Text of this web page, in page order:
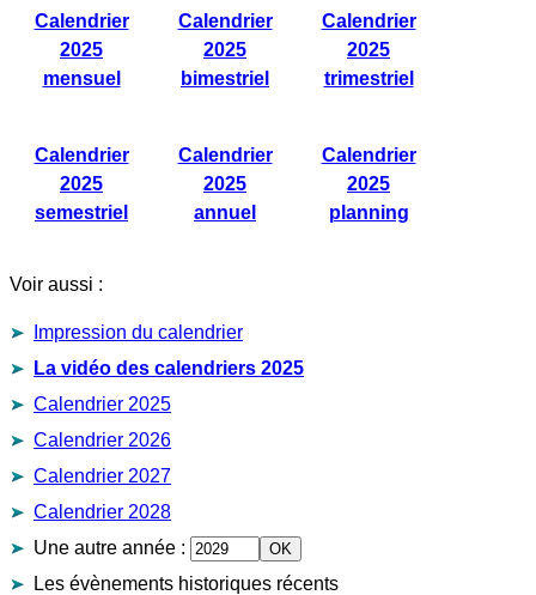
Calendrier
2025
mensuel
Calendrier
2025
bimestriel
Calendrier
2025
trimestriel
Calendrier
2025
semestriel
Calendrier
2025
annuel
Calendrier
2025
planning
Voir aussi :
Impression du calendrier
La vidéo des calendriers 2025
Calendrier 2025
Calendrier 2026
Calendrier 2027
Calendrier 2028
Une autre année :
Les évènements historiques récents